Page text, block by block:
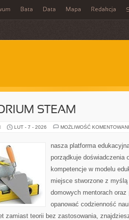
Bata Data Mapa Redakcja
STEAM
LUT - 7 - 2026 MOŻLIWOŚĆ
nasza platforma
porządkuje doświadczenia
kompetencje w modelu
miejsce stworzone z
domowych mentorach
opanować codzienność
zamiast teorii bez zastosowania,